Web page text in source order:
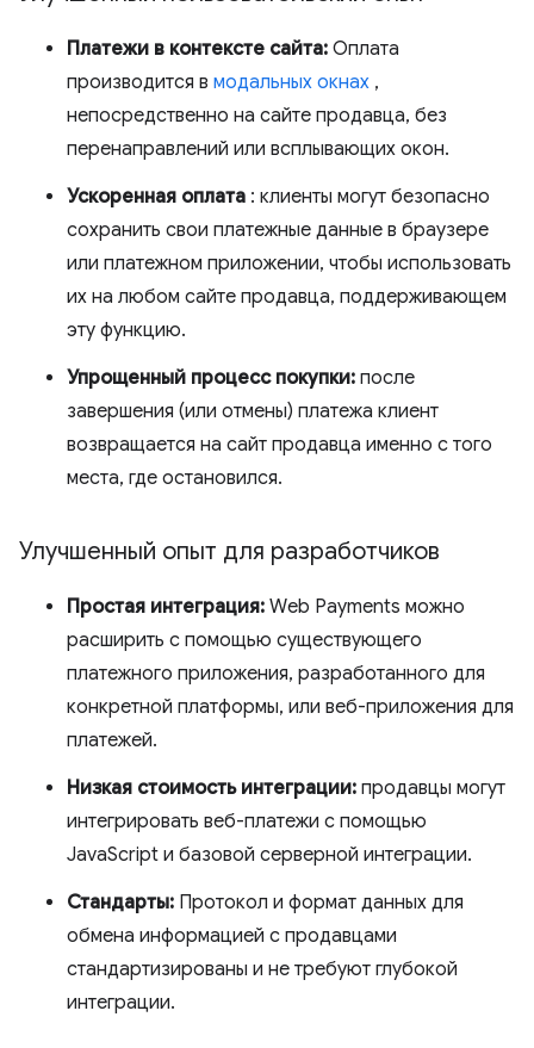
Платежи в контексте сайта: Оплата
производится в модальных окнах ,
непосредственно на сайте продавца, без
перенаправлений или всплывающих окон.
Ускоренная оплата : клиенты могут безопасно
сохранить свои платежные данные в браузере
или платежном приложении, чтобы использовать
их на любом сайте продавца, поддерживающем
эту функцию.
Упрощенный процесс покупки: после
завершения (или отмены) платежа клиент
возвращается на сайт продавца именно с того
места, где остановился.
Улучшенный опыт для разработчиков
Простая интеграция: Web Payments можно
расширить с помощью существующего
платежного приложения, разработанного для
конкретной платформы, или веб-приложения для
платежей.
Низкая стоимость интеграции: продавцы могут
интегрировать веб-платежи с помощью
JavaScript и базовой серверной интеграции.
Стандарты: Протокол и формат данных для
обмена информацией с продавцами
стандартизированы и не требуют глубокой
интеграции.